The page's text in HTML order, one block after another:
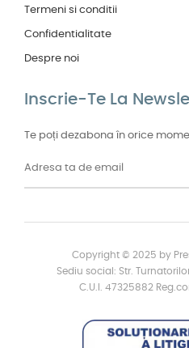
Termeni si conditii
Confidentialitate
Despre noi
Inscrie-Te La
Te poți dezabona în orice
Copyright © 2025 by
Sediu social: Str.
C.U.I. 47325882